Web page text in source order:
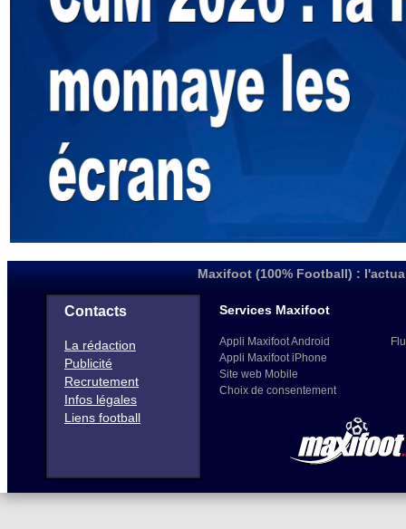
Maxifoot (100% Football) :
Contacts
La rédaction
Publicité
Recrutement
Infos légales
Liens football
Services Maxifoot
Appli Maxifoot Android
Appli Maxifoot iPhone
Site web Mobile
Choix de consentement